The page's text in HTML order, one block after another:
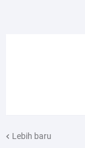
Lebih baru